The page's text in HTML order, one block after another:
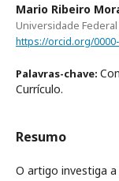
Mario Ribeiro
Universidade
https://orcid.org/
Palavras-chave:
Currículo.
Resumo
O artigo investiga